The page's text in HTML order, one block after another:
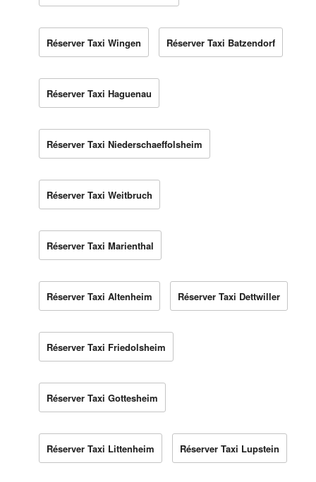
Réserver Taxi Wingen Réserver Taxi Batzendorf
Réserver Taxi Haguenau
Réserver Taxi Niederschaeffolsheim
Réserver Taxi Weitbruch
Réserver Taxi Marienthal
Réserver Taxi Altenheim Réserver Taxi Dettwiller
Réserver Taxi Friedolsheim
Réserver Taxi Gottesheim
Réserver Taxi Littenheim Réserver Taxi Lupstein